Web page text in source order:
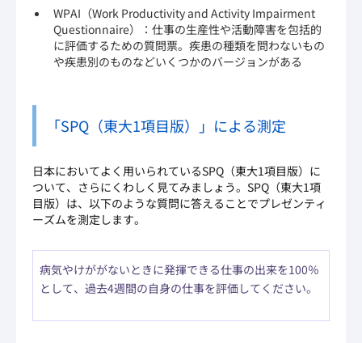
WPAI（Work Productivity and Activity Impairment
Questionnaire）：仕事の生産性や活動障害を包括的
に評価するための質問票。疾患の種類を問わないもの
や疾患別のものなどいくつかのバージョンがある
「SPQ（東大1項目版）」による測定
日本においてよく用いられているSPQ（東大1項目版）に
ついて、さらにくわしく見てみましょう。SPQ（東大1項
目版）は、以下のような質問に答えることでプレゼンティ
ーズムを測定します。
病気やけががないときに発揮できる仕事の出来を100％
として、過去4週間の自身の仕事を評価してください。